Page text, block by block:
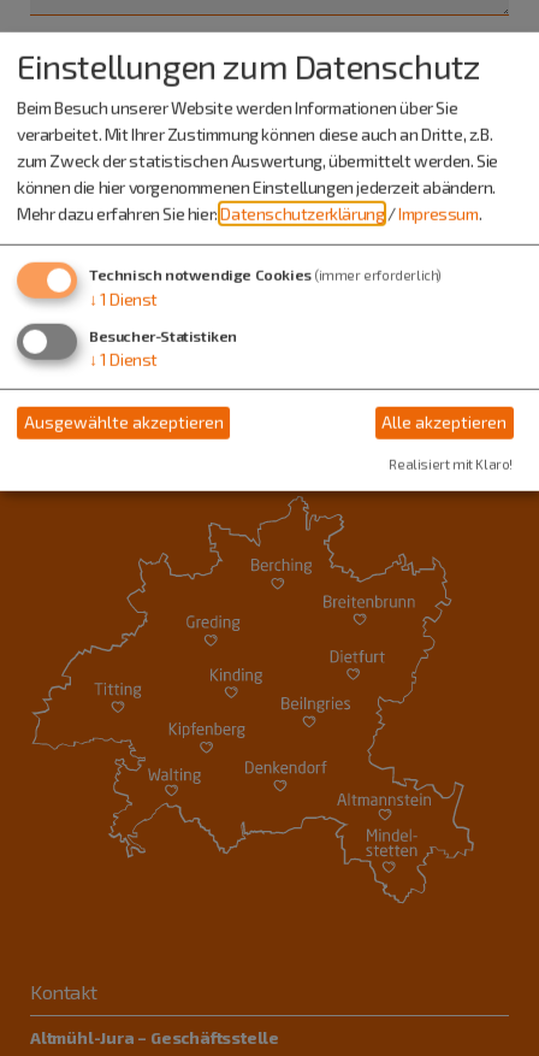
Ich habe dieDatenschutzerklärung gelesenund bin
damit einverstanden.*
Absenden
*) Pflichtfeld
Eine Kopie dieser E-Mail wird an Ihre Adresse verschickt.
Kontakt
Altmühl-Jura – Geschäftsstelle
Einstellungen zum Datenschutz
Beim Besuch unserer Website werden Informationen über Sie
verarbeitet. Mit Ihrer Zustimmung können diese auch an Dritte, z.B.
zum Zweck der statistischen Auswertung, übermittelt werden. Sie
können die hier vorgenommenen Einstellungen jederzeit abändern.
Mehr dazu erfahren Sie hier:Datenschutzerklärung /Impressum.
Technisch notwendige Cookies (immer erforderlich)
↓ 1 Dienst
Besucher-Statistiken
↓ 1 Dienst
Ausgewählte akzeptieren Alle akzeptieren
Realisiert mit Klaro!